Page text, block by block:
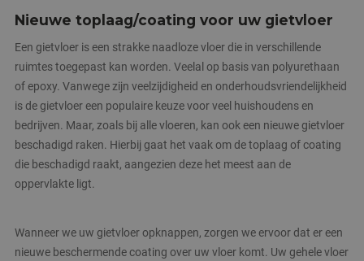
Nieuwe toplaag/coating voor uw gietvloer
Een gietvloer is een strakke naadloze vloer die in verschillende
ruimtes toegepast kan worden. Veelal op basis van polyurethaan
of epoxy. Vanwege zijn veelzijdigheid en onderhoudsvriendelijkheid
is de gietvloer een populaire keuze voor veel huishoudens en
bedrijven. Maar, zoals bij alle vloeren, kan ook een nieuwe gietvloer
beschadigd raken. Hierbij gaat het vaak om de toplaag of coating
die beschadigd raakt, aangezien deze het meest aan de
oppervlakte ligt.
Wanneer we uw gietvloer opknappen, zorgen we ervoor dat er een
nieuwe beschermende coating over uw vloer komt. Uw gehele vloer